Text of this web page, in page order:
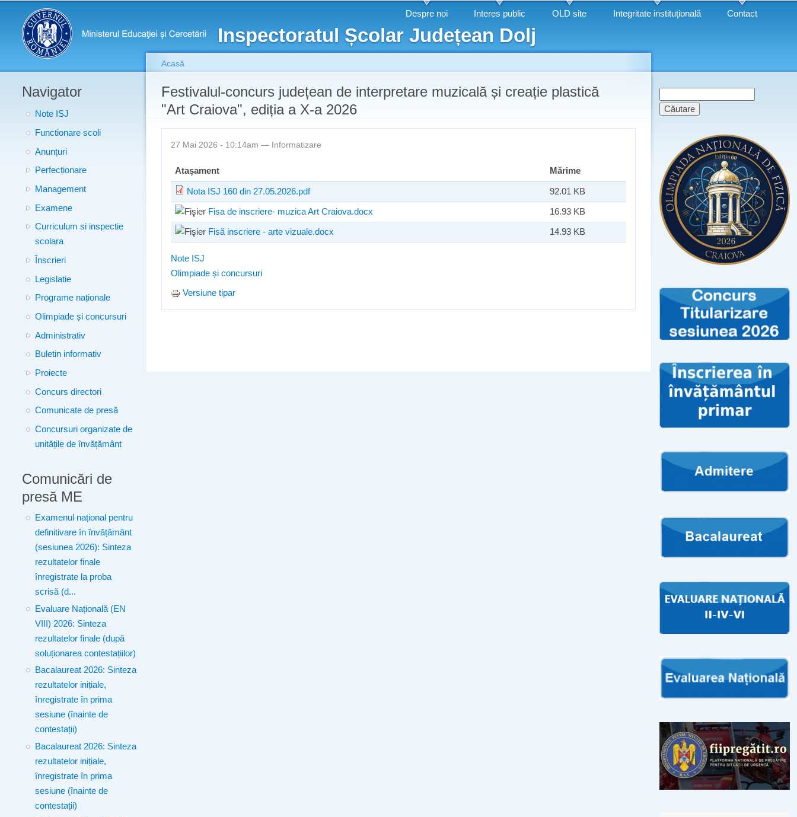
principal
Inspectoratul Școlar Județean Dolj
Meniu principal Despre noi Interes public OLD site Integritate instituțională Contact
Navigator
Note ISJ
Functionare scoli
Anunțuri
Perfecționare
Management
Examene
Curriculum si inspectie
scolara
Înscrieri
Legislatie
Programe naționale
Olimpiade și concursuri
Administrativ
Buletin informativ
Proiecte
Concurs directori
Comunicate de presă
Concursuri organizate de
unitățile de învățământ
Comunicări de
presă ME
Examenul național pentru
definitivare în învățământ
(sesiunea 2026): Sinteza
rezultatelor finale
înregistrate la proba
scrisă (d...
Evaluare Națională (EN
VIII) 2026: Sinteza
rezultatelor finale (după
soluționarea contestațiilor)
Bacalaureat 2026: Sinteza
rezultatelor inițiale,
înregistrate în prima
sesiune (înainte de
contestații)
Bacalaureat 2026: Sinteza
rezultatelor inițiale,
înregistrate în prima
sesiune (înainte de
contestații)
Eşti aici
Acasă
Festivalul-concurs județean de interpretare muzicală și creație plastică
"Art Craiova", ediția a X-a 2026
27 Mai 2026 - 10:14am — Informatizare
Ataşament Mărime
Nota ISJ 160 din 27.05.2026.pdf 92.01 KB
Fisa de inscriere- muzica Art Craiova.docx 16.93 KB
Fisă inscriere - arte vizuale.docx 14.93 KB
Note ISJ
Olimpiade și concursuri
Versiune tipar
Formular de
căutare